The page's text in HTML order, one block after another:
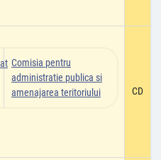
Comisia pentru
administratie publica si
amenajarea teritoriului
CD